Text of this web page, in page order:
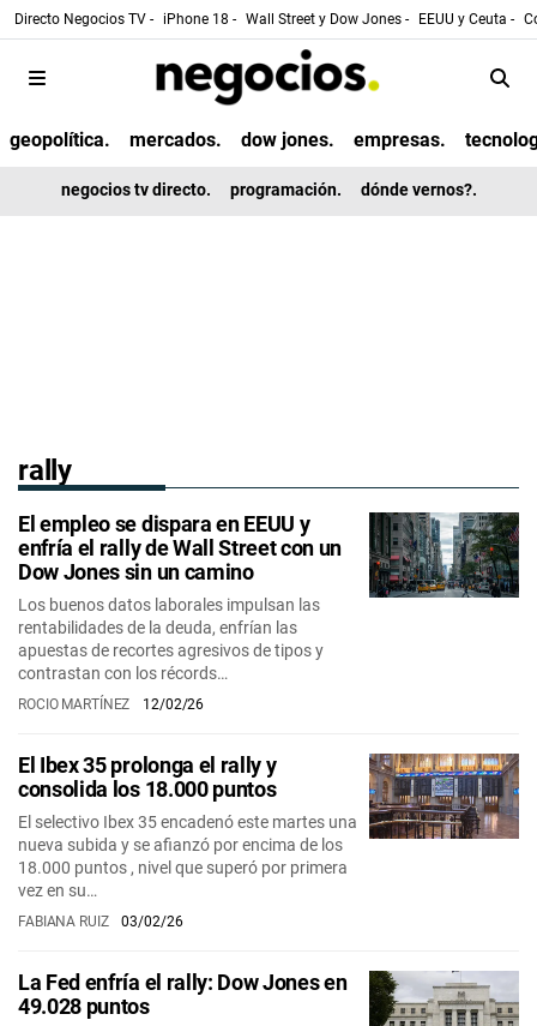
Directo Negocios TV - iPhone 18 - Wall Street y Dow Jones - EEUU y Ceuta -
geopolítica. mercados. dow jones. empresas.
negocios tv directo. programación. dónde vernos?.
rally
El empleo se dispara en EEUU y
enfría el rally de Wall Street con un
Dow Jones sin un camino
Los buenos datos laborales impulsan las
rentabilidades de la deuda, enfrían las
apuestas de recortes agresivos de tipos y
contrastan con los récords…
ROCIO MARTÍNEZ 12/02/26
El Ibex 35 prolonga el rally y
consolida los 18.000 puntos
El selectivo Ibex 35 encadenó este martes una
nueva subida y se afianzó por encima de los
18.000 puntos , nivel que superó por primera
vez en su…
FABIANA RUIZ 03/02/26
La Fed enfría el rally: Dow Jones en
49.028 puntos